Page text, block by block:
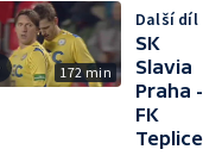
172 min
Další díl
SK
Slavia
Praha -
FK
Teplice